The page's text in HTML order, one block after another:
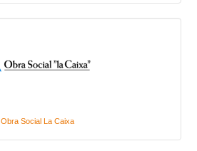
Obra Social La Caixa